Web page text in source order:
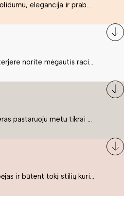
Klasikiniai baldai alsuoja solidumu, elegancija ir prabanga. Paprastai jie būna masyvūs, kuria didybės įspūdį. Neabejotinai jie bus geriausias pasirinkimas estetiškam ir rafinuotam klasikiniam namų interjerui. Kartais klasikiniai baldai traktuojami kaip senoviniai, bet tai ne tiesa – klasika yra stilius, neišsemiama elegancija ir rafinuotumas.
Jei savo namų ar biuro interjere norite mėgautis racionaliai išnaudotomis erdvėmis, funkcionalumu ir esate neabejingi tamsesniam koloritui bei praktiškiems sprendimams, tuomet industrinis stilius bus būtent tai, ko Jums reikia. O industrinio stiliaus baldus išsirinksite mūsų asortimente.
Modernios klasikos interjeras pastaruoju metu tikrai yra „ant bangos“. Tie, kurie nenori pernelyg nutolti nuo klasikos, bet drauge žavisi šiuolaikiškais sprendimais, su malonumu savo namuose kuria klasikos ir modernaus interjero tandemą – elegantišką, subtilų ir žavingą.
Jei esate prabangos gerbėjas ir būtent tokį stilių kuriate savo namuose ar biure, tuomet solidūs, prabangūs baldai nepriekaištingai įsilies į Jūsų kuriamą interjerą.